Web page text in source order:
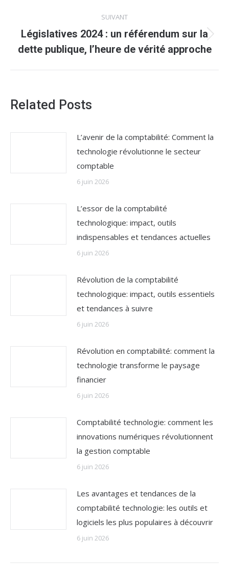
SUIVANT
Article
suivant
:
Législatives 2024 : un référendum sur la
dette publique, l’heure de vérité approche
Related Posts
L’avenir de la comptabilité: Comment la
technologie révolutionne le secteur
comptable
6 juin 2026
L’essor de la comptabilité
technologique: impact, outils
indispensables et tendances actuelles
6 juin 2026
Révolution de la comptabilité
technologique: impact, outils essentiels
et tendances à suivre
6 juin 2026
Révolution en comptabilité: comment la
technologie transforme le paysage
financier
6 juin 2026
Comptabilité technologie: comment les
innovations numériques révolutionnent
la gestion comptable
6 juin 2026
Les avantages et tendances de la
comptabilité technologie: les outils et
logiciels les plus populaires à découvrir
6 juin 2026